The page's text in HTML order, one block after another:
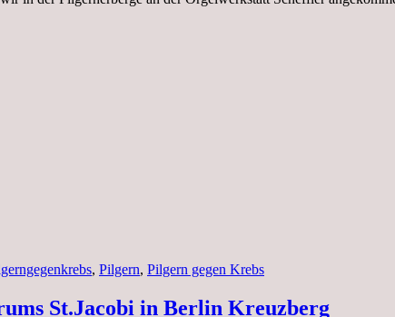
, Pilgern, Pilgern gegen Krebs
St.Jacobi in Berlin Kreuzberg